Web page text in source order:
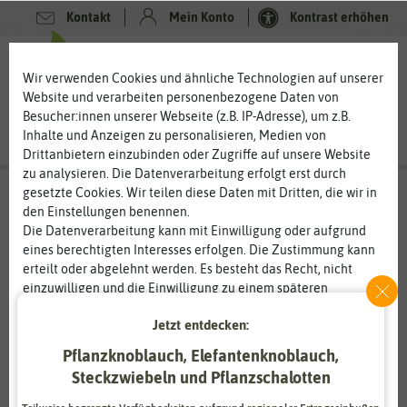
Kontakt Mein Konto Kontrast erhöhen
-50%
Wir verwenden Cookies und ähnliche Technologien auf unserer
Website und verarbeiten personenbezogene Daten von
Besucher:innen unserer Webseite (z.B. IP-Adresse), um z.B.
Inhalte und Anzeigen zu personalisieren, Medien von
Drittanbietern einzubinden oder Zugriffe auf unsere Website
zu analysieren. Die Datenverarbeitung erfolgt erst durch
gesetzte Cookies. Wir teilen diese Daten mit Dritten, die wir in
den Einstellungen benennen.
Die Datenverarbeitung kann mit Einwilligung oder aufgrund
eines berechtigten Interesses erfolgen. Die Zustimmung kann
erteilt oder abgelehnt werden. Es besteht das Recht, nicht
einzuwilligen und die Einwilligung zu einem späteren
Informationen zur Verwendung personenbezogener Daten und
Jetzt entdecken:
Pflanzknoblauch, Elefantenknoblauch,
Steckzwiebeln und Pflanzschalotten